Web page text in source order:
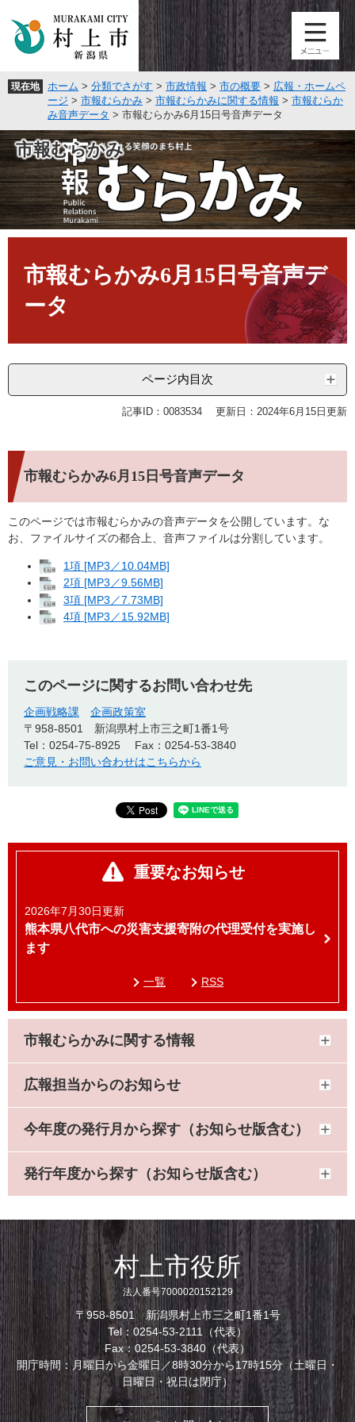
頭
。
飛
て
本
文
へ
現在地 ホーム > 分類でさがす > 市政情報 > 市の概要 > 広報・ホームペ
ージ > 市報むらかみ > 市報むらかみに関する情報 > 市報むらか
み音声データ > 市報むらかみ6月15日号音声データ
市報むらかみ
市報むらかみ6月15日号音声デ
ータ
ページ内目次
記事ID：0083534 更新日：2024年6月15日更新
市報むらかみ6月15日号音声データ
このページでは市報むらかみの音声データを公開しています。な
お、ファイルサイズの都合上、音声ファイルは分割しています。
1項 [MP3／10.04MB]
2項 [MP3／9.56MB]
3項 [MP3／7.73MB]
4項 [MP3／15.92MB]
このページに関するお問い合わせ先
企画戦略課
企画政策室
〒958-8501
新潟県村上市三之町1番1号
Tel：0254-75-8925
Fax：0254-53-3840
ご意見・お問い合わせはこちらから
重要なお知らせ
2026年7月30日更新
熊本県八代市への災害支援寄附の代理受付を実施し
ます
一覧 RSS
市報むらかみに関する情報
広報担当からのお知らせ
今年度の発行月から探す（お知らせ版含む）
発行年度から探す（お知らせ版含む）
村上市役所
法人番号7000020152129
〒958-8501 新潟県村上市三之町1番1号
Tel：0254-53-2111（代表）
Fax：0254-53-3840（代表）
開庁時間：月曜日から金曜日／8時30分から17時15分（土曜日・
日曜日・祝日は閉庁）